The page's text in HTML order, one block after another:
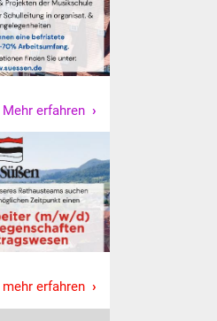
Dienstleistungen
Lebenslagen
Formulare
Bildung
Schulen
Kolping-Musikschule
Mehr erfahren
mehr erfahren